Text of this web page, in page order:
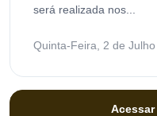
será realizada nos...
Quinta-Feira, 2 de